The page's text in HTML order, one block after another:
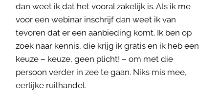
dan weet ik dat het vooral zakelijk is. Als ik me
voor een webinar inschrijf dan weet ik van
tevoren dat er een aanbieding komt. Ik ben op
zoek naar kennis, die krijg ik gratis en ik heb een
keuze – keuze, geen plicht! – om met die
persoon verder in zee te gaan. Niks mis mee,
eerlijke ruilhandel.